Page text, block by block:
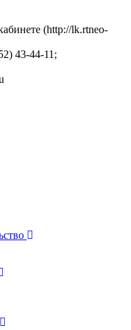
(http://lk.rtneo-
43-44-11;